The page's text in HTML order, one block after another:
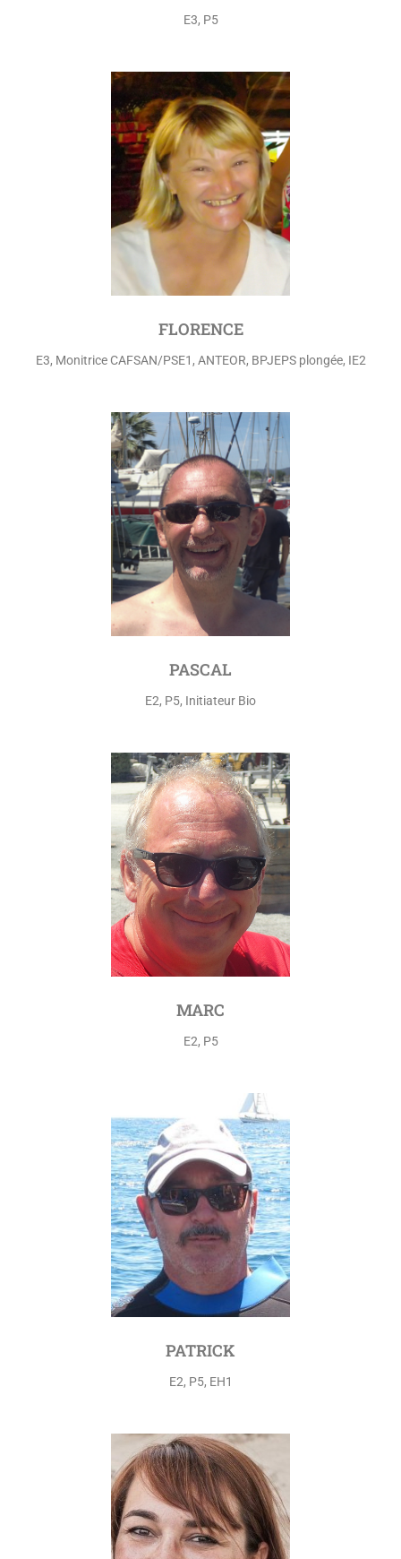
E3, P5
FLORENCE
E3, Monitrice CAFSAN/PSE1, ANTEOR, BPJEPS plongée, IE2
PASCAL
E2, P5, Initiateur Bio
MARC
E2, P5
PATRICK
E2, P5, EH1